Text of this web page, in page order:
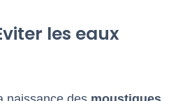
les eaux